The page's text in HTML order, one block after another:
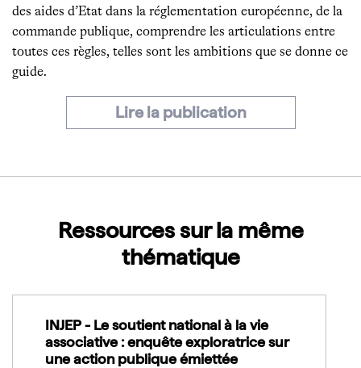
des aides d’Etat dans la réglementation européenne, de la
commande publique, comprendre les articulations entre
toutes ces règles, telles sont les ambitions que se donne ce
guide.
Lire la publication
Ressources sur la même
thématique
INJEP - Le soutient national à la vie
associative : enquête exploratrice sur
une action publique émiettée